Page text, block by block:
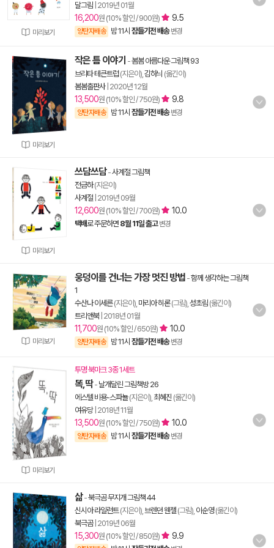
미리보기
달그림 2019년 01월
16,200원 (10% 할인 / 900원) 9.5
양탄자배송 밤 11시 잠들기전 배송 변경
미리보기
작은 틈 이야기 -봄봄 아름다운 그림책 93
브리타 테큰트럽(지은이), 김하늬 (옮긴이)
봄봄출판사| 2020년 12월
13,500원 (10% 할인 / 750원) 9.8
양탄자배송 밤 11시 잠들기전 배송 변경
미리보기
쓰담쓰담-사계절 그림책
전금하(지은이)
사계절 2019년 09월
12,600원 (10% 할인 / 700원) 10.0
택배로 주문하면 8월 11일 출고 변경
미리보기
웅덩이를 건너는 가장 멋진 방법 -함께 생각하는 그림책
1
수산나 이세른(지은이), 마리아 히론(그림), 성초림 (옮긴이)
트리앤북| 2018년 01월
11,700원 (10% 할인 / 650원) 10.0
양탄자배송 밤 11시 잠들기전 배송 변경
미리보기
투명 북마크 3종 1세트
똑,딱- 날개달린 그림책방 26
에스텔 비용-스파뇰(지은이), 최혜진 (옮긴이)
여유당| 2018년 11월
13,500원 (10% 할인 / 750원) 10.0
양탄자배송 밤 11시 잠들기전 배송 변경
삶-북극곰 무지개 그림책 44
신시아 라일런트(지은이), 브렌던 웬젤 (그림), 이순영(옮긴이)
북극곰| 2019년 06월
15,300원 (10% 할인 / 850원) 9.9